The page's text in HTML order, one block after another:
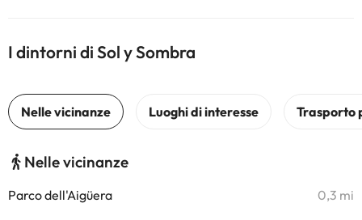
I dintorni di Sol y Sombra
Nelle vicinanze
Parco dell'Aigüera 0,3 mi